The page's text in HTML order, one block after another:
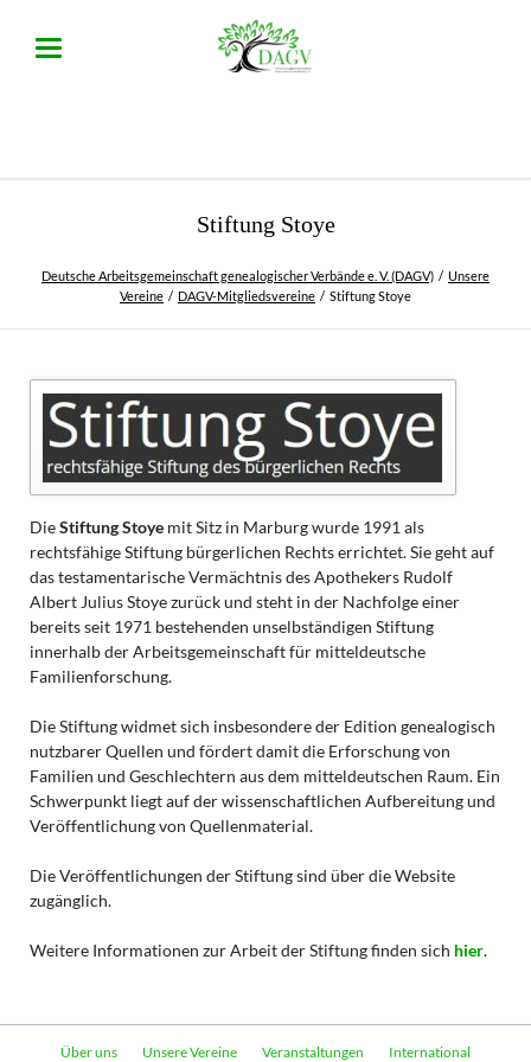
Stiftung Stoye
Deutsche Arbeitsgemeinschaft genealogischer Verbände e. V. (DAGV)
Unsere
Vereine
DAGV-Mitgliedsvereine Stiftung Stoye
DieStiftung Stoyemit Sitz in Marburg wurde 1991 als
rechtsfähige Stiftung bürgerlichen Rechts errichtet. Sie geht auf
das testamentarische Vermächtnis des Apothekers Rudolf
Albert Julius Stoye zurück und steht in der Nachfolge einer
bereits seit 1971 bestehenden unselbständigen Stiftung
innerhalb der Arbeitsgemeinschaft für mitteldeutsche
Familienforschung.
Die Stiftung widmet sich insbesondere der Edition genealogisch
nutzbarer Quellen und fördert damit die Erforschung von
Familien und Geschlechtern aus dem mitteldeutschen Raum. Ein
Schwerpunkt liegt auf der wissenschaftlichen Aufbereitung und
Veröffentlichung von Quellenmaterial.
Die Veröffentlichungen der Stiftung sind über die Website
zugänglich.
Weitere Informationen zur Arbeit der Stiftung finden sich hier.
Navigation
Über uns Unsere Vereine Veranstaltungen International